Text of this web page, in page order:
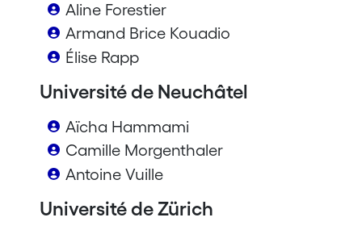
Aline Forestier
Armand Brice Kouadio
Élise Rapp
Université de Neuchâtel
Aïcha Hammami
Camille Morgenthaler
Antoine Vuille
Université de Zürich